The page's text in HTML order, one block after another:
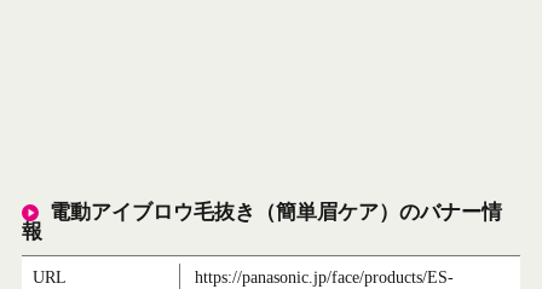
電動アイブロウ毛抜き（簡単眉ケア）のバナー情
報
URL
https://panasonic.jp/face/products/ES-